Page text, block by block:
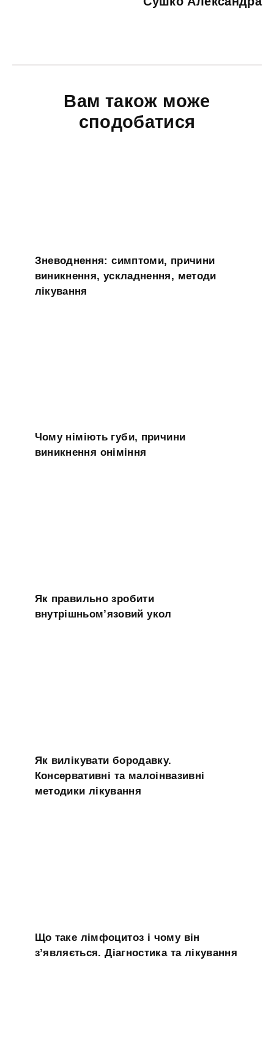
Вам також може
сподобатися
Зневоднення: симптоми, причини
виникнення, ускладнення, методи
лікування
Чому німіють губи, причини
виникнення оніміння
Як правильно зробити
внутрішньом’язовий укол
Як вилікувати бородавку.
Консервативні та малоінвазивні
методики лікування
Що таке лімфоцитоз і чому він
з’являється. Діагностика та лікування